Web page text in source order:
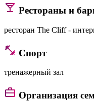
Рестораны и
ресторан The Cliff -
Спорт
тренажерный зал
Организация